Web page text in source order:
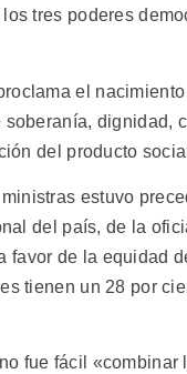
tres poderes
el
dignidad,
del producto
estuvo
del país, de la
favor de la equidad
tienen un 28 por
fue fácil